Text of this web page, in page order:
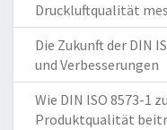
Druckluftqualität
Die Zukunft der DIN
und Verbesserungen
Wie DIN ISO 8573-1
Produktqualität